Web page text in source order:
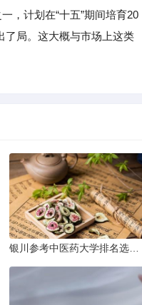
，计划在“十五”期间培育20
了局。这大概与市场上这类